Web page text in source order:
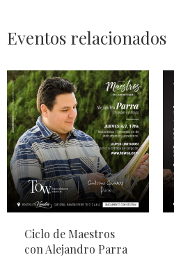
Eventos relacionados
Ciclo de Maestros
con Alejandro Parra